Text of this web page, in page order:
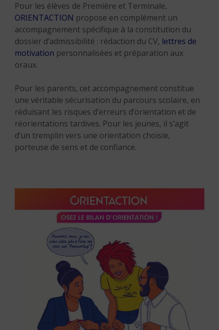
Pour les élèves de Première et Terminale,
ORIENTACTION propose en complément un
accompagnement spécifique à la constitution du
dossier d’admissibilité : rédaction du CV, lettres de
motivation personnalisées et préparation aux
oraux.
Pour les parents, cet accompagnement constitue
une véritable sécurisation du parcours scolaire, en
réduisant les risques d’erreurs d’orientation et de
réorientations tardives. Pour les jeunes, il s’agit
d’un tremplin vers une orientation choisie,
porteuse de sens et de confiance.